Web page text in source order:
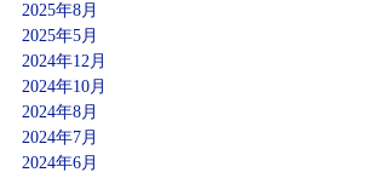
2025年8月
2025年5月
2024年12月
2024年10月
2024年8月
2024年7月
2024年6月